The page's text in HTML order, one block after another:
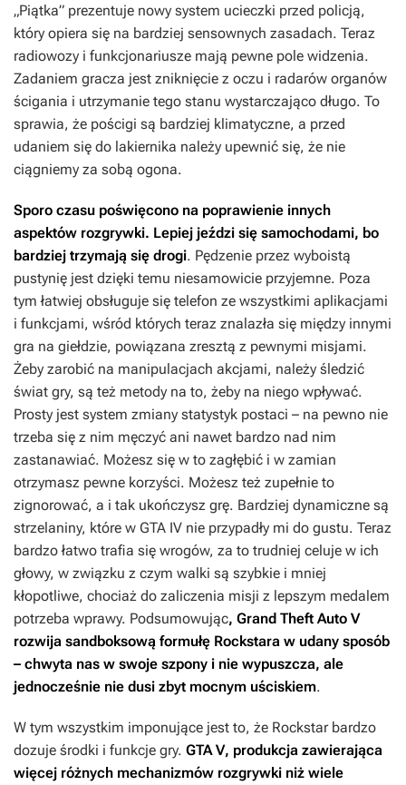
„Piątka” prezentuje nowy system ucieczki przed policją,
który opiera się na bardziej sensownych zasadach. Teraz
radiowozy i funkcjonariusze mają pewne pole widzenia.
Zadaniem gracza jest zniknięcie z oczu i radarów organów
ścigania i utrzymanie tego stanu wystarczająco długo. To
sprawia, że pościgi są bardziej klimatyczne, a przed
udaniem się do lakiernika należy upewnić się, że nie
ciągniemy za sobą ogona.
Sporo czasu poświęcono na poprawienie innych
aspektów rozgrywki. Lepiej jeździ się samochodami, bo
bardziej trzymają się drogi. Pędzenie przez wyboistą
pustynię jest dzięki temu niesamowicie przyjemne. Poza
tym łatwiej obsługuje się telefon ze wszystkimi aplikacjami
i funkcjami, wśród których teraz znalazła się między innymi
gra na giełdzie, powiązana zresztą z pewnymi misjami.
Żeby zarobić na manipulacjach akcjami, należy śledzić
świat gry, są też metody na to, żeby na niego wpływać.
Prosty jest system zmiany statystyk postaci – na pewno nie
trzeba się z nim męczyć ani nawet bardzo nad nim
zastanawiać. Możesz się w to zagłębić i w zamian
otrzymasz pewne korzyści. Możesz też zupełnie to
zignorować, a i tak ukończysz grę. Bardziej dynamiczne są
strzelaniny, które w GTA IV nie przypadły mi do gustu. Teraz
bardzo łatwo trafia się wrogów, za to trudniej celuje w ich
głowy, w związku z czym walki są szybkie i mniej
kłopotliwe, chociaż do zaliczenia misji z lepszym medalem
potrzeba wprawy. Podsumowując, Grand Theft Auto V
rozwija sandboksową formułę Rockstara w udany sposób
– chwyta nas w swoje szpony i nie wypuszcza, ale
jednocześnie nie dusi zbyt mocnym uściskiem.
W tym wszystkim imponujące jest to, że Rockstar bardzo
dozuje środki i funkcje gry. GTA V, produkcja zawierająca
więcej różnych mechanizmów rozgrywki niż wiele